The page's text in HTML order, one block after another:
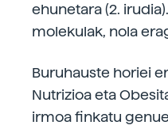
ehunetara (2.
molekulak, nola
Buruhauste horiei
Nutrizioa eta
irmoa finkatu